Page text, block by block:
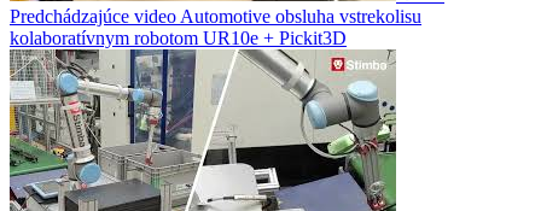
Predchádzajúce video Automotive obsluha vstrekolisu
kolaboratívnym robotom UR10e + Pickit3D